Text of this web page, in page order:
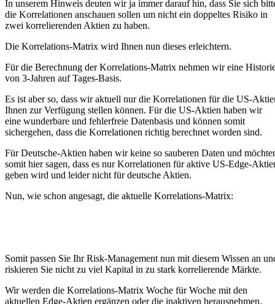
In unserem Hinweis deuten wir ja immer darauf hin, dass Sie sich
die Korrelationen anschauen sollen um nicht ein doppeltes Risiko in
zwei korrelierenden Aktien zu haben.
Die Korrelations-Matrix wird Ihnen nun dieses erleichtern.
Für die Berechnung der Korrelations-Matrix nehmen wir eine
von 3-Jahren auf Tages-Basis.
Es ist aber so, dass wir aktuell nur die Korrelationen für die US-
Ihnen zur Verfügung stellen können. Für die US-Aktien haben wir
eine wunderbare und fehlerfreie Datenbasis und können somit
sichergehen, dass die Korrelationen richtig berechnet worden sind.
Für Deutsche-Aktien haben wir keine so sauberen Daten und
somit hier sagen, dass es nur Korrelationen für aktive US-Edge-
geben wird und leider nicht für deutsche Aktien.
Nun, wie schon angesagt, die aktuelle Korrelations-Matrix:
Somit passen Sie Ihr Risk-Management nun mit diesem Wissen an
riskieren Sie nicht zu viel Kapital in zu stark korrelierende Märkte.
Wir werden die Korrelations-Matrix Woche für Woche mit den
aktuellen Edge-Aktien ergänzen oder die inaktiven herausnehmen.